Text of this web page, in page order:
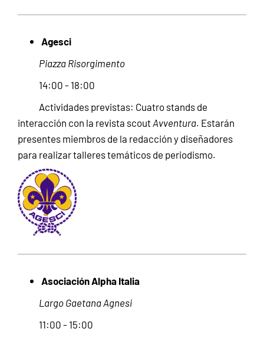
Agesci
Piazza Risorgimento
14:00 - 18:00
Actividades previstas: Cuatro stands de
interacción con la revista scoutAvventura. Estarán
presentes miembros de la redacción y diseñadores
para realizar talleres temáticos de periodismo.
Asociación Alpha Italia
Largo Gaetana Agnesi
11:00 - 15:00